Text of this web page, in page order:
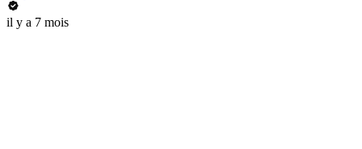
il y a 7 mois